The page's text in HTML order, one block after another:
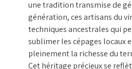
une tradition transmise de
génération, ces artisans du
techniques ancestrales qui
sublimer les cépages locaux
pleinement la richesse du
Cet héritage précieux se